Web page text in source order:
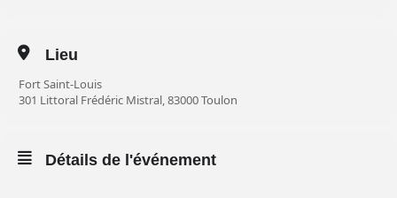
Lieu
Fort Saint-Louis
301 Littoral Frédéric Mistral, 83000 Toulon
Détails de l'événement